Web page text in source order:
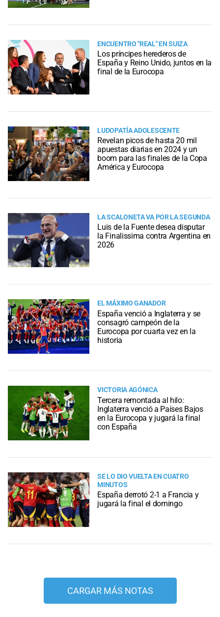
ENCUENTRO "REAL" EN SUIZA
Los príncipes herederos de
España y Reino Unido, juntos en la
final de la Eurocopa
LUDOPATÍA ADOLESCENTE
Revelan picos de hasta 20 mil
apuestas diarias en 2024 y un
boom para las finales de la Copa
América y Eurocopa
LA SCALONETA VA POR LA SEGUNDA
Luis de la Fuente desea disputar
la Finalissima contra Argentina en
2026
EL MÁXIMO GANADOR
España venció a Inglaterra y se
consagró campeón de la
Eurocopa por cuarta vez en la
historia
VICTORIA AGÓNICA
Tercera remontada al hilo:
Inglaterra venció a Países Bajos
en la Eurocopa y jugará la final
con España
SE LO DIO VUELTA EN CUATRO
MINUTOS
España derrotó 2-1 a Francia y
jugará la final el domingo
CARGAR MÁS NOTAS